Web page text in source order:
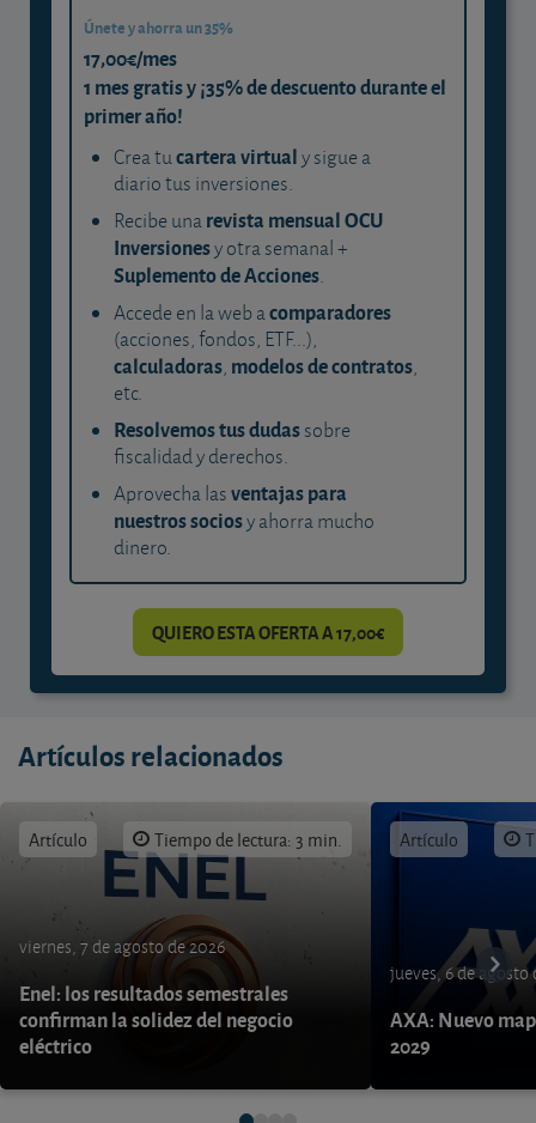
Únete y ahorra un 35%
17,00€/mes
1 mes gratis y ¡35% de descuento durante el
primer año!
Crea tucartera virtualy sigue a
diario tus inversiones.
Recibe unarevista mensual OCU
Inversionesy otra semanal +
Suplemento de Acciones.
Accede en la web acomparadores
(acciones, fondos, ETF...),
calculadoras, modelos de contratos,
etc.
Resolvemos tus dudassobre
fiscalidad y derechos.
Aprovecha lasventajas para
nuestros sociosy ahorra mucho
dinero.
QUIERO ESTA OFERTA A 17,00€
Artículos relacionados
Artículo Tiempo de lectura: 3 min.
viernes, 7 de agosto de 2026
Enel: los resultados semestrales
confirman la solidez del negocio
eléctrico
Artículo
jueves, 6 de agosto
AXA: Nuevo
2029